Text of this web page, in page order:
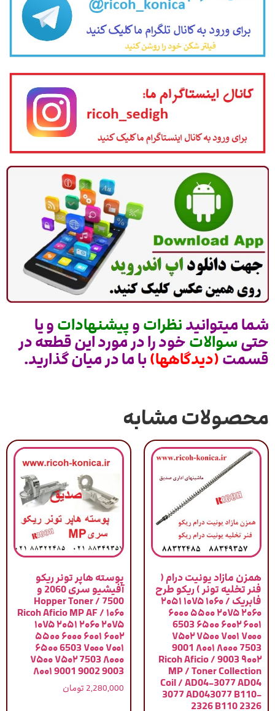
شما میتوانیدنظراتوپیشنهاداتو یا
حتیسوالاتخود را در مورد این قطعه در
قسمت(دیدگاهها)با ما در میان گذارید.
محصولات مشابه
همزن مازاد یونیت درام (
فنر تخلیه تونر ) ریکو طرح
فابریک / ۱۰۶۰ ۱۰۷۵ ۲۰۵۱
۲۰۶۰ ۲۰۷۵ ۵۵۰۰ ۶۰۰۰
۶۰۰۱ ۶۰۰۲ ۶۵۰۰ 6503
۷۰۰۰ ۷۰۰۱ ۷۵۰۰ ۷۵۰۲
7503 ۸۰۰۰ ۸۰۰۱ 9001
۹۰۰۲ 9003 / Ricoh Aficio
MP / Toner Collection
Coil / AD04-3077 AD04
3077 AD043077 B110-
2326 B110 2326
پوسته هاپر تونر ریکو
آفیشیو سری 2060 و
7500 / Hopper Toner
Ricoh Aficio MP AF / ۱۰۶۰
۱۰۷۵ ۲۰۵۱ ۲۰۶۰ ۲۰۷۵
۵۵۰۰ ۶۰۰۰ ۶۰۰۱ ۶۰۰۲
۶۵۰۰ 6503 ۷۰۰۰ ۷۰۰۱
۷۵۰۰ ۷۵۰۲ 7503 ۸۰۰۰
۸۰۰۱ 9001 9002 9003
2,280,000 تومان